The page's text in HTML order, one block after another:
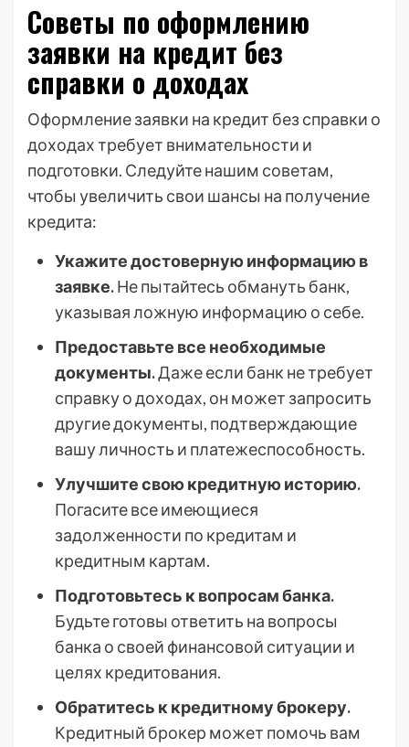
Советы по оформлению
заявки на кредит без
справки о доходах
Оформление заявки на кредит без справки о
доходах требует внимательности и
подготовки. Следуйте нашим советам,
чтобы увеличить свои шансы на получение
кредита:
Укажите достоверную информацию в
заявке.Не пытайтесь обмануть банк,
указывая ложную информацию о себе.
Предоставьте все необходимые
документы.Даже если банк не требует
справку о доходах, он может запросить
другие документы, подтверждающие
вашу личность и платежеспособность.
Улучшите свою кредитную историю.
Погасите все имеющиеся
задолженности по кредитам и
кредитным картам.
Подготовьтесь к вопросам банка.
Будьте готовы ответить на вопросы
банка о своей финансовой ситуации и
целях кредитования.
Обратитесь к кредитному брокеру.
Кредитный брокер может помочь вам